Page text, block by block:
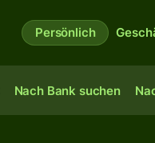
Persönlich
Nach Bank suchen